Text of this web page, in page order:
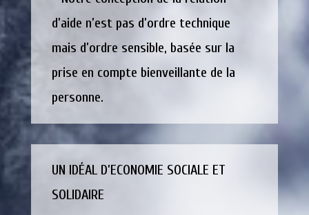
d’aide n’est pas d’ordre technique
mais d’ordre sensible, basée sur la
prise en compte bienveillante de la
personne.
UN IDÉAL D’ECONOMIE SOCIALE ET
SOLIDAIRE